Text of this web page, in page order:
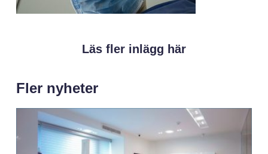
Läs fler inlägg här
Fler nyheter